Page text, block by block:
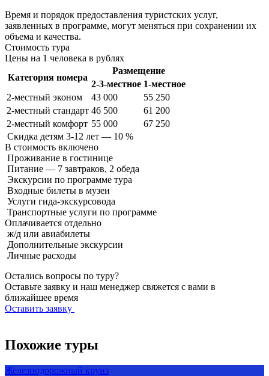
Время и порядок предоставления туристских услуг,
заявленных в программе, могут меняться при сохранении их
объема и качества.
Стоимость тура
Цены на 1 человека в рублях
Категория номера
Размещение
2-3-местное 1-местное
2-местный эконом
43 000
55 250
2-местный стандарт 46 500
61 200
2-местный комфорт 55 000
67 250
Скидка детям 3-12 лет — 10 %
В стоимость включено
Проживание в гостинице
Питание — 7 завтраков, 2 обеда
Экскурсии по программе тура
Входные билеты в музеи
Услуги гида-экскурсовода
Транспортные услуги по программе
Оплачивается отдельно
ж/д или авиабилеты
Дополнительные экскурсии
Личные расходы
Остались вопросы по туру?
Оставьте заявку и наш менеджер свяжется с вами в
ближайшее время
Оставить заявку
Похожие туры
Железнодорожный круиз